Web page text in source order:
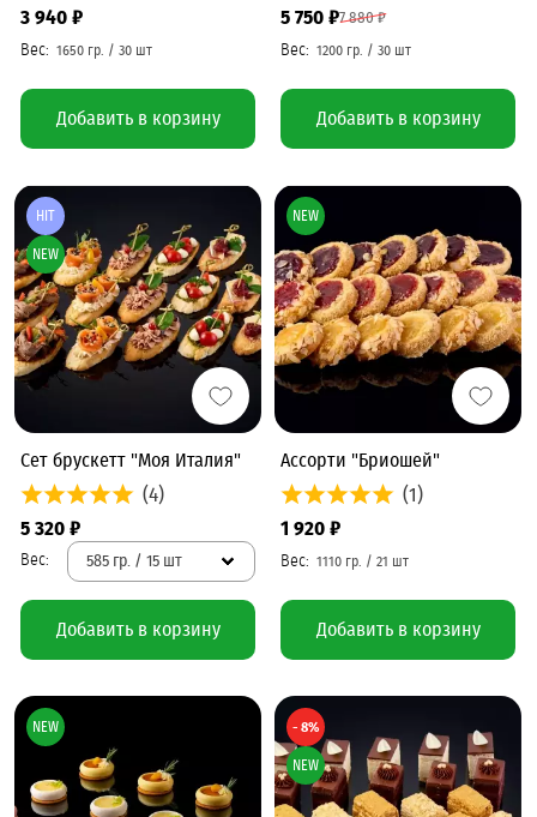
3 940 ₽
Добавить в корзину
7 880 ₽
5 750 ₽
Добавить в корзину
Сет брускетт "Моя Италия"
(4)
5 320 ₽
585 гр. / 15 шт
Добавить в корзину
HIT
NEW
Ассорти "Бриошей"
(1)
1 920 ₽
Добавить в корзину
NEW
NEW - 8%
NEW